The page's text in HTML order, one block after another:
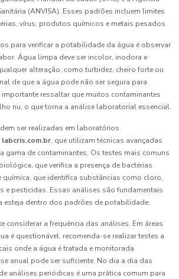
(ANVISA). Esses padrões incluem limites
vírus, produtos químicos e metais pesados.
para verificar a potabilidade da água é observar
Água limpa deve ser incolor, inodora e
alteração, como turbidez, cheiro forte ou
de que a água pode não ser segura para
ressaltar que muitos contaminantes
nu, o que torna a análise laboratorial essencial.
ser realizadas em laboratórios
labcris.com.br, que utilizam técnicas avançadas
gama de contaminantes. Os testes mais comuns
que verifica a presença de bactérias
química, que identifica substâncias como cloro,
e pesticidas. Essas análises são fundamentais
esteja dentro dos padrões de potabilidade.
considerar a frequência das análises. Em áreas
é questionável, recomenda-se realizar testes a
onde a água é tratada e monitorada
anual pode ser suficiente. No dia a dia das
análises periódicas é uma prática comum para